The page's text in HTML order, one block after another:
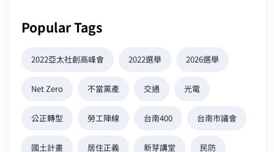
Popular Tags
2022亞太社創高峰會 2022選舉 2026選舉
Net Zero 不當黨產 交通 光電
公正轉型 勞工陣線 台南400 台南市議會
國土計畫 居住正義 新芽講堂 民防